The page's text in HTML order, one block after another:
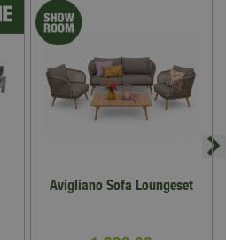
Avigliano Sofa Loungeset